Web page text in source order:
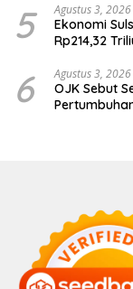
5 Agustus 3, 2026
Ekonomi
Rp214,32
6 Agustus 3, 2026
OJK Sebut